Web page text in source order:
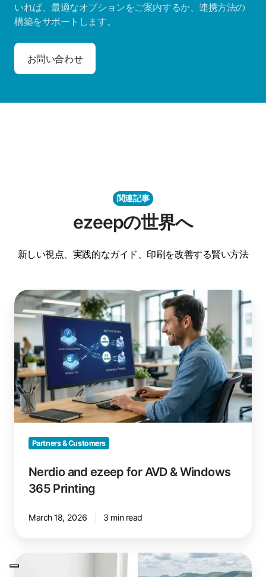
いれば、最適なオプションをご案内するか、連携方法の
構築をサポートします。
お問い合わせ
関連記事
ezeepの世界へ
新しい視点、実践的なガイド、印刷を改善する賢い方法
Nerdio
and
ezeep
for
AVD
&
Windows
365
Printing
Partners & Customers
Nerdio and ezeep for AVD & Windows
365 Printing
March 18, 2026 3 min read